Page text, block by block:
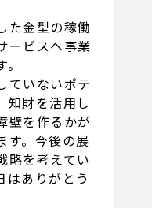
た金型の稼働
ービスへ事業
ていないポテ
知財を活用し
壁を作るかが
す。今後の展
略を考えてい
はありがとう